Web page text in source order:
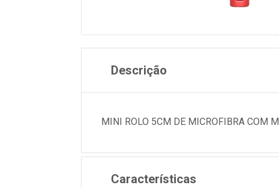
Descrição
MINI ROLO 5CM DE MICROFIBRA COM
Características